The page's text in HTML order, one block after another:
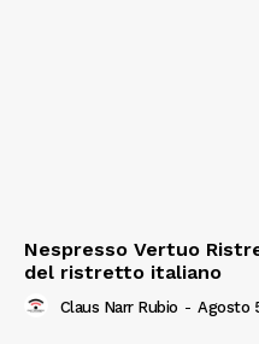
Nespresso Vertuo
del ristretto italiano
Claus Narr Rubio - Agosto